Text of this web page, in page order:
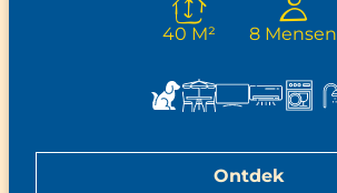
40 M² 8 Mensen
Ontdek